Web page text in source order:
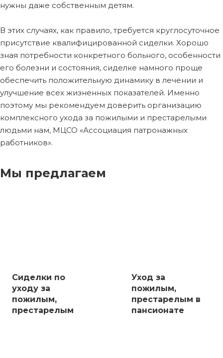
нужны даже собственным детям.
В этих случаях, как правило, требуется круглосуточное
присутствие квалифицированной сиделки. Хорошо
зная потребности конкретного больного, особенности
его болезни и состояния, сиделке намного проще
обеспечить положительную динамику в лечении и
улучшение всех жизненных показателей. Именно
поэтому мы рекомендуем доверить организацию
комплексного ухода за пожилыми и престарелыми
людьми нам, МЦСО «Ассоциация патронажных
работников».
Мы предлагаем
Сиделки по
уходу за
пожилым,
престарелым
Уход за
пожилым,
престарелым в
пансионате